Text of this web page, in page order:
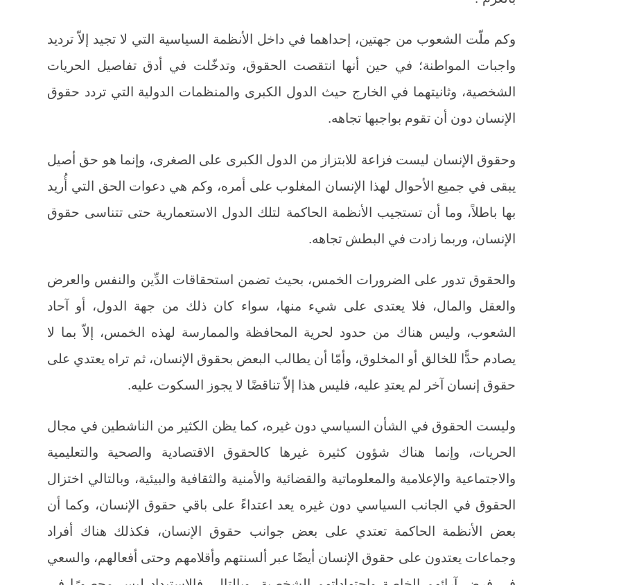
وكم ملّت الشعوب من جهتين، إحداهما في داخل الأنظمة السياسية التي لا تجيد إلاّ ترديد
واجبات المواطنة؛ في حين أنها انتقصت الحقوق، وتدخّلت في أدق تفاصيل الحريات
الشخصية، وثانيتهما في الخارج حيث الدول الكبرى والمنظمات الدولية التي تردد حقوق
الإنسان دون أن تقوم بواجبها تجاهه.
وحقوق الإنسان ليست فزاعة للابتزاز من الدول الكبرى على الصغرى، وإنما هو حق أصيل
يبقى في جميع الأحوال لهذا الإنسان المغلوب على أمره، وكم هي دعوات الحق التي أُريد
بها باطلاً، وما أن تستجيب الأنظمة الحاكمة لتلك الدول الاستعمارية حتى تتناسى حقوق
الإنسان، وربما زادت في البطش تجاهه.
والحقوق تدور على الضرورات الخمس، بحيث تضمن استحقاقات الدِّين والنفس والعرض
والعقل والمال، فلا يعتدى على شيء منها، سواء كان ذلك من جهة الدول، أو آحاد
الشعوب، وليس هناك من حدود لحرية المحافظة والممارسة لهذه الخمس، إلاّ بما لا
يصادم حدًّا للخالق أو المخلوق، وأمّا أن يطالب البعض بحقوق الإنسان، ثم تراه يعتدي على
حقوق إنسان آخر لم يعتدِ عليه، فليس هذا إلاّ تناقضًا لا يجوز السكوت عليه.
وليست الحقوق في الشأن السياسي دون غيره، كما يظن الكثير من الناشطين في مجال
الحريات، وإنما هناك شؤون كثيرة غيرها كالحقوق الاقتصادية والصحية والتعليمية
والاجتماعية والإعلامية والمعلوماتية والقضائية والأمنية والثقافية والبيئية، وبالتالي اختزال
الحقوق في الجانب السياسي دون غيره يعد اعتداءً على باقي حقوق الإنسان، وكما أن
بعض الأنظمة الحاكمة تعتدي على بعض جوانب حقوق الإنسان، فكذلك هناك أفراد
وجماعات يعتدون على حقوق الإنسان أيضًا عبر ألسنتهم وأقلامهم وحتى أفعالهم، والسعي